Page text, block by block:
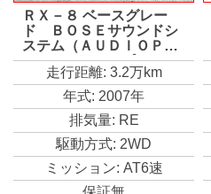
ＲＸ－８ ベースグレー
ド ＢＯＳＥサウンドシ
ステム（ＡＵＤＩＯＰＩ
ＬＯＴ）＋９スピーカ
ー・ＤＶＤナビゲーショ
ンシステム・アドバンス
トキーレスエントリー・
アンサーバック機能／ト
ランクオープナー＆スタ
ートシステム＋アドバン
ストキー
走行距離: 3.2万km
年式: 2007年
排気量: RE
駆動方式: 2WD
ミッション: AT6速